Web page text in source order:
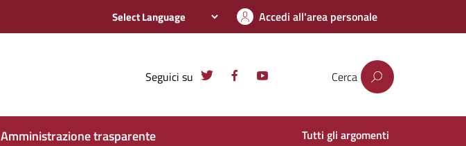
Accedi all'area personale
Seguici su Cerca
Amministrazione trasparente Tutti gli argomenti